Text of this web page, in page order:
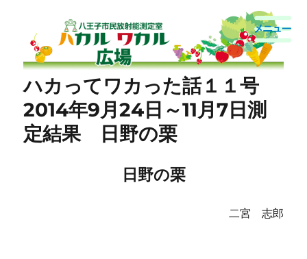
ハカってワカった話１１号
2014年9月24日～11月7日測
定結果 日野の栗
日野の栗
二宮 志郎